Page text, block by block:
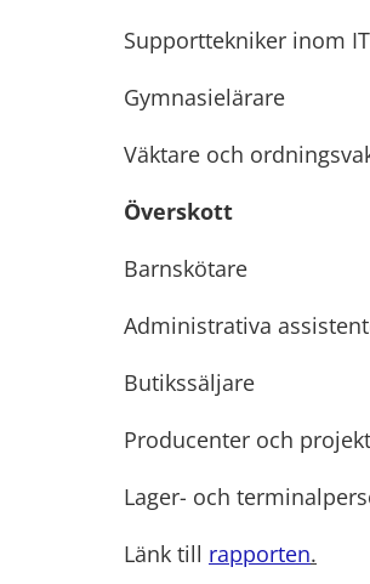
Supporttekniker inom IT
Gymnasielärare
Väktare och
Överskott
Barnskötare
Administrativa
Butikssäljare
Producenter och
Lager- och
Länk till rapporten.